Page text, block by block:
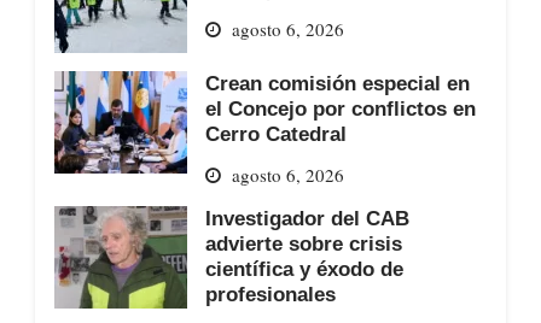
agosto 6, 2026
Crean comisión especial en
el Concejo por conflictos en
Cerro Catedral
agosto 6, 2026
Investigador del CAB
advierte sobre crisis
científica y éxodo de
profesionales